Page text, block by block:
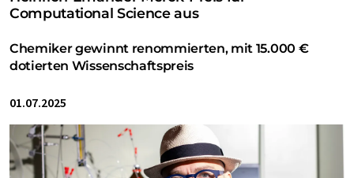
Computational Science aus
Chemiker gewinnt renommierten, mit 15.000 €
dotierten Wissenschaftspreis
01.07.2025